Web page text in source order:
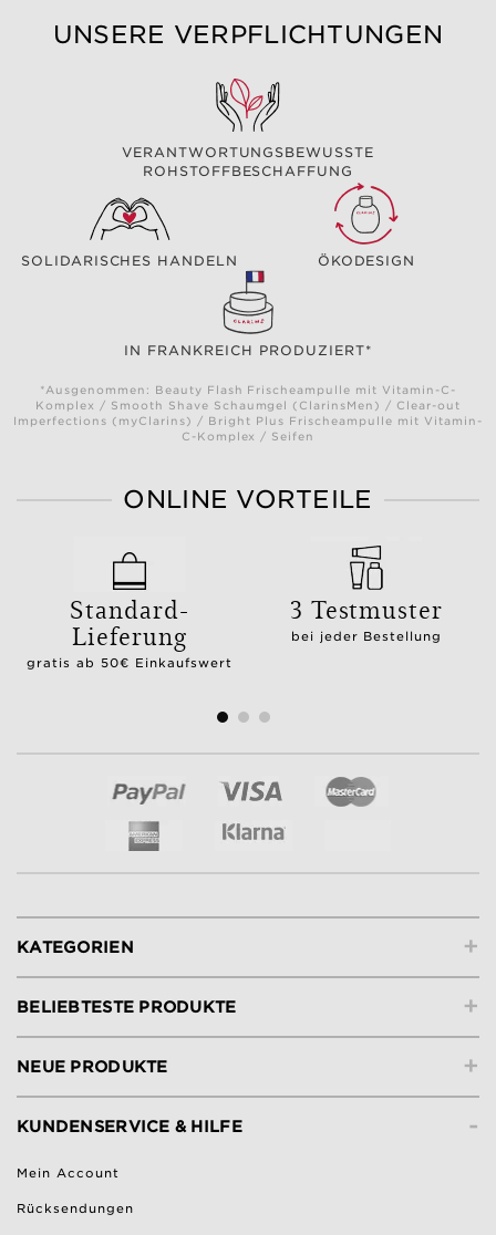
UNSERE VERPFLICHTUNGEN
VERANTWORTUNGSBEWUSSTE
ROHSTOFFBESCHAFFUNG
SOLIDARISCHES HANDELN ÖKODESIGN
IN FRANKREICH PRODUZIERT*
*Ausgenommen: Beauty Flash Frischeampulle mit Vitamin-C-
Komplex / Smooth Shave Schaumgel (ClarinsMen) / Clear-out
Imperfections (myClarins) / Bright Plus Frischeampulle mit Vitamin-
C-Komplex / Seifen
ONLINE VORTEILE
Standard-
Lieferung
gratis ab 50€ Einkaufswert
3 Testmuster
bei jeder Bestellung
+
KATEGORIEN
+
BELIEBTESTE PRODUKTE
+
NEUE PRODUKTE
-
KUNDENSERVICE & HILFE
Mein Account
Rücksendungen